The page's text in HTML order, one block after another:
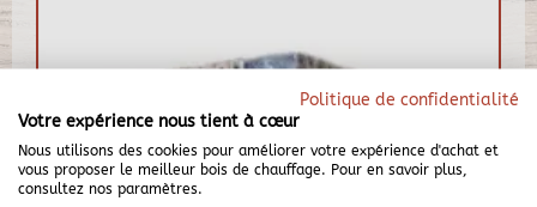
Politique de confidentialité
Votre expérience nous tient à cœur
Nous utilisons des cookies pour améliorer votre expérience d'achat et
vous proposer le meilleur bois de chauffage. Pour en savoir plus,
consultez nos paramètres.